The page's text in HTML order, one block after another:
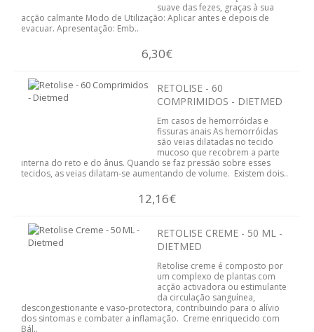
INFUSÕES
HIGIENE PESSOAL E COSMÉTICA
CABELOS
HIGIENE FEMININA
MÃOS E PÉS
suave das fezes, graças à sua
acção calmante Modo de Utilização: Aplicar antes e depois de
evacuar. Apresentação: Emb..
6,30€
RETOLISE - 60
COMPRIMIDOS - DIETMED
Em casos de hemorróidas e
fissuras anais As hemorróidas
são veias dilatadas no tecido
mucoso que recobrem a parte
interna do reto e do ânus. Quando se faz pressão sobre esses
tecidos, as veias dilatam-se aumentando de volume. Existem dois..
12,16€
RETOLISE CREME - 50 ML -
DIETMED
Retolise creme é composto por
um complexo de plantas com
acção activadora ou estimulante
da circulação sanguínea,
descongestionante e vaso-protectora, contribuindo para o alívio
dos sintomas e combater a inflamação. Creme enriquecido com
Bál..